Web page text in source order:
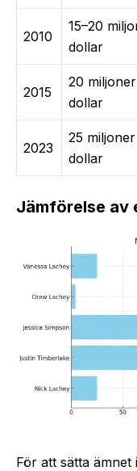
2010
15–20
dollar
2015
20 miljoner
dollar
2023
25 miljoner
dollar
Jämförelse av
För att sätta